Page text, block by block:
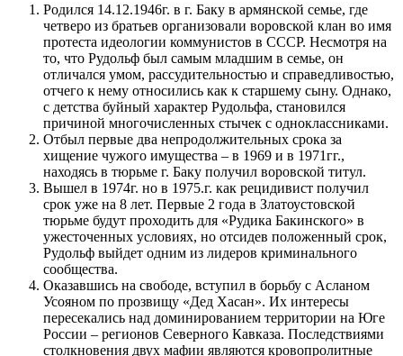
Родился 14.12.1946г. в г. Баку в армянской семье, где
четверо из братьев организовали воровской клан во имя
протеста идеологии коммунистов в СССР. Несмотря на
то, что Рудольф был самым младшим в семье, он
отличался умом, рассудительностью и справедливостью,
отчего к нему относились как к старшему сыну. Однако,
с детства буйный характер Рудольфа, становился
причиной многочисленных стычек с одноклассниками.
Отбыл первые два непродолжительных срока за
хищение чужого имущества – в 1969 и в 1971гг.,
находясь в тюрьме г. Баку получил воровской титул.
Вышел в 1974г. но в 1975.г. как рецидивист получил
срок уже на 8 лет. Первые 2 года в Златоустовской
тюрьме будут проходить для «Рудика Бакинского» в
ужесточенных условиях, но отсидев положенный срок,
Рудольф выйдет одним из лидеров криминального
сообщества.
Оказавшись на свободе, вступил в борьбу с Асланом
Усояном по прозвищу «Дед Хасан». Их интересы
пересекались над доминированием территории на Юге
России – регионов Северного Кавказа. Последствиями
столкновения двух мафии являются кровопролитные